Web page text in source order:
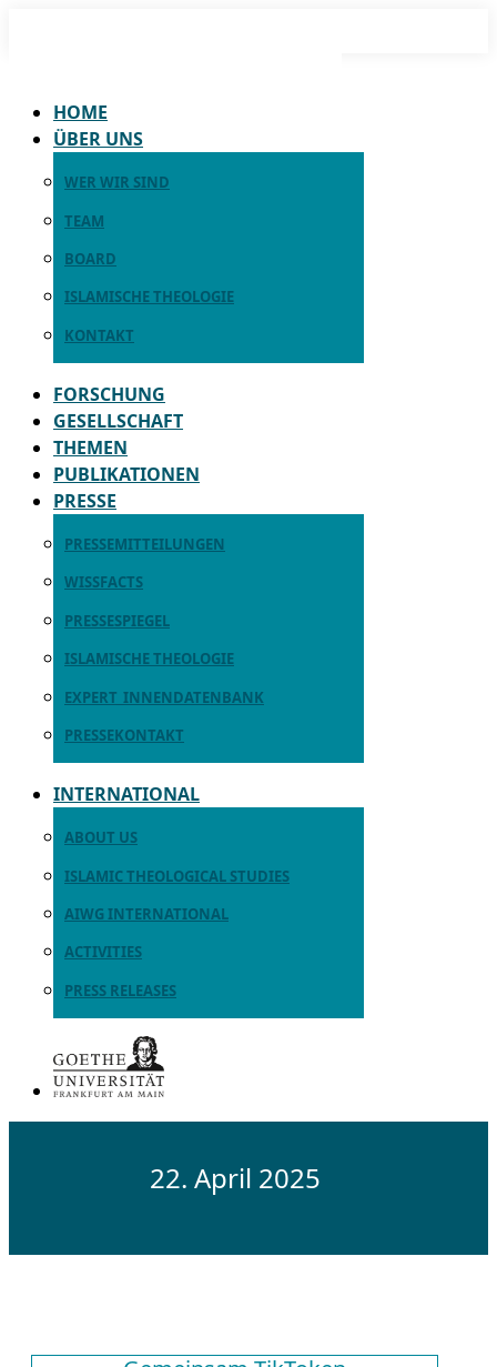
HOME
ÜBER UNS
WER WIR SIND
TEAM
BOARD
ISLAMISCHE THEOLOGIE
KONTAKT
FORSCHUNG
GESELLSCHAFT
THEMEN
PUBLIKATIONEN
PRESSE
PRESSEMITTEILUNGEN
WISSFACTS
PRESSESPIEGEL
ISLAMISCHE THEOLOGIE
EXPERT_INNENDATENBANK
PRESSEKONTAKT
INTERNATIONAL
ABOUT US
ISLAMIC THEOLOGICAL STUDIES
AIWG INTERNATIONAL
ACTIVITIES
PRESS RELEASES
22. April 2025